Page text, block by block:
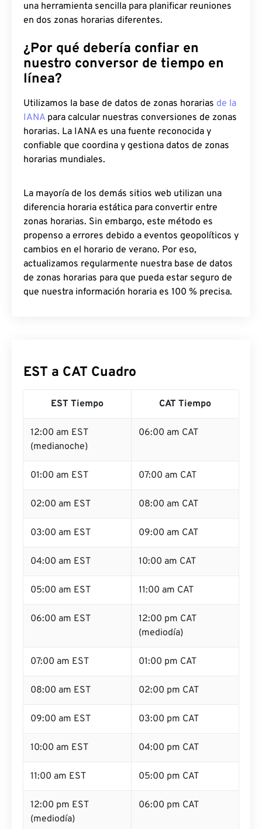
una herramienta sencilla para planificar reuniones
en dos zonas horarias diferentes.
¿Por qué debería confiar en
nuestro conversor de tiempo en
línea?
Utilizamos la base de datos de zonas horarias de la
IANA para calcular nuestras conversiones de zonas
horarias. La IANA es una fuente reconocida y
confiable que coordina y gestiona datos de zonas
horarias mundiales.
La mayoría de los demás sitios web utilizan una
diferencia horaria estática para convertir entre
zonas horarias. Sin embargo, este método es
propenso a errores debido a eventos geopolíticos y
cambios en el horario de verano. Por eso,
actualizamos regularmente nuestra base de datos
de zonas horarias para que pueda estar seguro de
que nuestra información horaria es 100 % precisa.
EST a CAT Cuadro
EST Tiempo CAT Tiempo
12:00 am EST
(medianoche)
06:00 am CAT
01:00 am EST 07:00 am CAT
02:00 am EST 08:00 am CAT
03:00 am EST 09:00 am CAT
04:00 am EST 10:00 am CAT
05:00 am EST 11:00 am CAT
06:00 am EST
12:00 pm CAT
(mediodía)
07:00 am EST 01:00 pm CAT
08:00 am EST 02:00 pm CAT
09:00 am EST 03:00 pm CAT
10:00 am EST 04:00 pm CAT
11:00 am EST 05:00 pm CAT
12:00 pm EST
(mediodía)
06:00 pm CAT